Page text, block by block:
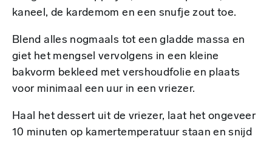
kaneel, de kardemom en een snufje zout toe.
Blend alles nogmaals tot een gladde massa en
giet het mengsel vervolgens in een kleine
bakvorm bekleed met vershoudfolie en plaats
voor minimaal een uur in een vriezer.
Haal het dessert uit de vriezer, laat het ongeveer
10 minuten op kamertemperatuur staan en snijd